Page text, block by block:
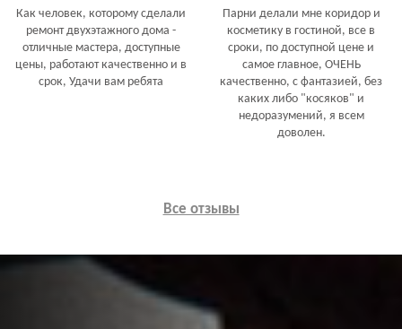
Как человек, которому сделали
ремонт двухэтажного дома -
отличные мастера, доступные
цены, работают качественно и в
срок, Удачи вам ребята
Парни делали мне коридор и
косметику в гостиной, все в
сроки, по доступной цене и
самое главное, ОЧЕНЬ
качественно, с фантазией, без
каких либо "косяков" и
недоразумений, я всем
доволен.
Все отзывы